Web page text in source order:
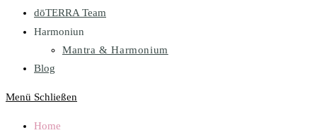
dōTERRA Team
Harmoniun
Mantra & Harmonium
Blog
Menü Schließen
Home